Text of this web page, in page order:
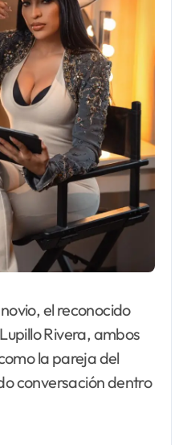
el reconocido
Rivera, ambos
la pareja del
conversación dentro